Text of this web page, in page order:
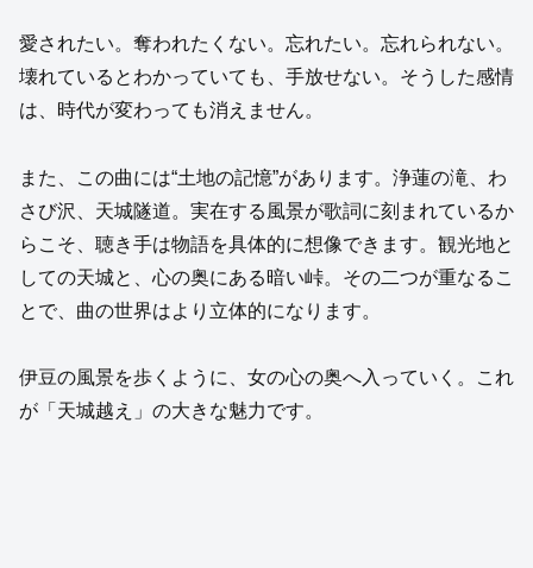
愛されたい。奪われたくない。忘れたい。忘れられない。
壊れているとわかっていても、手放せない。そうした感情
は、時代が変わっても消えません。
また、この曲には“土地の記憶”があります。浄蓮の滝、わ
さび沢、天城隧道。実在する風景が歌詞に刻まれているか
らこそ、聴き手は物語を具体的に想像できます。観光地と
しての天城と、心の奥にある暗い峠。その二つが重なるこ
とで、曲の世界はより立体的になります。
伊豆の風景を歩くように、女の心の奥へ入っていく。これ
が「天城越え」の大きな魅力です。